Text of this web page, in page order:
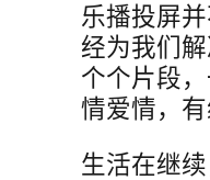
乐播投屏
经为我们
个个片段
情爱情，
生活在继